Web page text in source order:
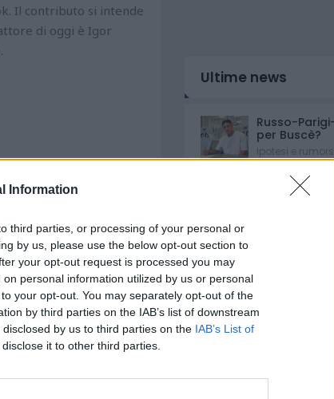
Information
third parties, or processing of your personal or
by us, please use the below opt-out section to
your opt-out request is processed you may
personal information utilized by us or personal
your opt-out. You may separately opt-out of the
by third parties on the IAB’s list of downstream
by us to third parties on the IAB’s List of
it to other third parties.
Il contributo si intende
di oggi è Igor
parata a tu per
Ultime news
Russo-
per Buscè?
Ipotesi e
mercato del
Porte
orario per
Fase di